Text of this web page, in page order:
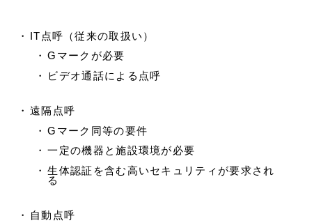
IT点呼（従来の取扱い）
Gマークが必要
ビデオ通話による点呼
遠隔点呼
Gマーク同等の要件
一定の機器と施設環境が必要
生体認証を含む高いセキュリティが要求され
る
自動点呼